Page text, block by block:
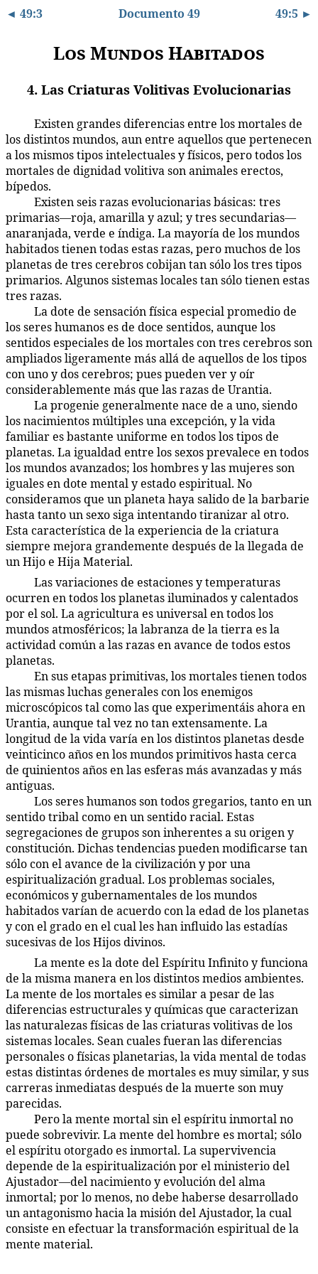
◄ 49:3 Documento 49 49:5 ►
Los Mundos Habitados
4. Las Criaturas Volitivas Evolucionarias
Existen grandes diferencias entre los mortales de
los distintos mundos, aun entre aquellos que pertenecen
a los mismos tipos intelectuales y físicos, pero todos los
mortales de dignidad volitiva son animales erectos,
bípedos.
Existen seis razas evolucionarias básicas: tres
primarias—roja, amarilla y azul; y tres secundarias—
anaranjada, verde e índiga. La mayoría de los mundos
habitados tienen todas estas razas, pero muchos de los
planetas de tres cerebros cobijan tan sólo los tres tipos
primarios. Algunos sistemas locales tan sólo tienen estas
tres razas.
La dote de sensación física especial promedio de
los seres humanos es de doce sentidos, aunque los
sentidos especiales de los mortales con tres cerebros son
ampliados ligeramente más allá de aquellos de los tipos
con uno y dos cerebros; pues pueden ver y oír
considerablemente más que las razas de Urantia.
La progenie generalmente nace de a uno, siendo
los nacimientos múltiples una excepción, y la vida
familiar es bastante uniforme en todos los tipos de
planetas. La igualdad entre los sexos prevalece en todos
los mundos avanzados; los hombres y las mujeres son
iguales en dote mental y estado espiritual. No
consideramos que un planeta haya salido de la barbarie
hasta tanto un sexo siga intentando tiranizar al otro.
Esta característica de la experiencia de la criatura
siempre mejora grandemente después de la llegada de
un Hijo e Hija Material.
Las variaciones de estaciones y temperaturas
ocurren en todos los planetas iluminados y calentados
por el sol. La agricultura es universal en todos los
mundos atmosféricos; la labranza de la tierra es la
actividad común a las razas en avance de todos estos
planetas.
En sus etapas primitivas, los mortales tienen todos
las mismas luchas generales con los enemigos
microscópicos tal como las que experimentáis ahora en
Urantia, aunque tal vez no tan extensamente. La
longitud de la vida varía en los distintos planetas desde
veinticinco años en los mundos primitivos hasta cerca
de quinientos años en las esferas más avanzadas y más
antiguas.
Los seres humanos son todos gregarios, tanto en un
sentido tribal como en un sentido racial. Estas
segregaciones de grupos son inherentes a su origen y
constitución. Dichas tendencias pueden modificarse tan
sólo con el avance de la civilización y por una
espiritualización gradual. Los problemas sociales,
económicos y gubernamentales de los mundos
habitados varían de acuerdo con la edad de los planetas
y con el grado en el cual les han influido las estadías
sucesivas de los Hijos divinos.
La mente es la dote del Espíritu Infinito y funciona
de la misma manera en los distintos medios ambientes.
La mente de los mortales es similar a pesar de las
diferencias estructurales y químicas que caracterizan
las naturalezas físicas de las criaturas volitivas de los
sistemas locales. Sean cuales fueran las diferencias
personales o físicas planetarias, la vida mental de todas
estas distintas órdenes de mortales es muy similar, y sus
carreras inmediatas después de la muerte son muy
parecidas.
Pero la mente mortal sin el espíritu inmortal no
puede sobrevivir. La mente del hombre es mortal; sólo
el espíritu otorgado es inmortal. La supervivencia
depende de la espiritualización por el ministerio del
Ajustador—del nacimiento y evolución del alma
inmortal; por lo menos, no debe haberse desarrollado
un antagonismo hacia la misión del Ajustador, la cual
consiste en efectuar la transformación espiritual de la
mente material.